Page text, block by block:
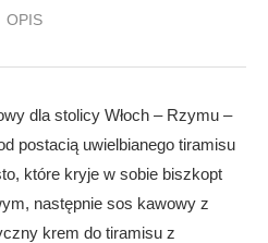
OPIS
dla stolicy Włoch – Rzymu –
postacią uwielbianego tiramisu
które kryje w sobie biszkopt
następnie sos kawowy z
krem do tiramisu z